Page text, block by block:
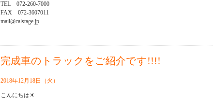
TEL 072-260-7000
FAX 072-3607011
mail@calstage.jp
完成車のトラックをご紹介です!!!!
2018年12月18日（火）
こんにちは☀